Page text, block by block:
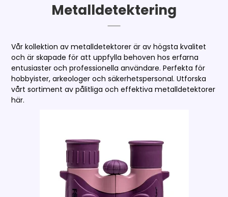
Metalldetektering
Vår kollektion av metalldetektorer är av högsta kvalitet
och är skapade för att uppfylla behoven hos erfarna
entusiaster och professionella användare. Perfekta för
hobbyister, arkeologer och säkerhetspersonal. Utforska
vårt sortiment av pålitliga och effektiva metalldetektorer
här.